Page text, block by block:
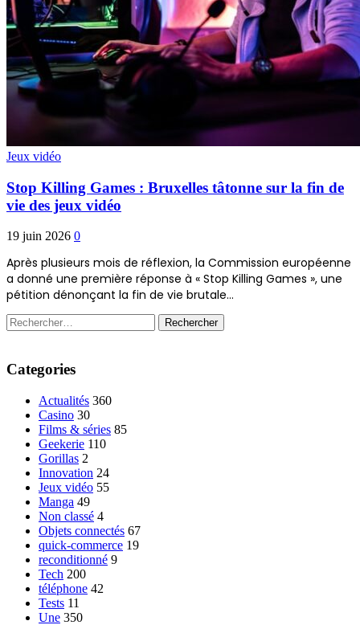
Jeux vidéo
Stop Killing Games : Bruxelles tâtonne sur la fin de
vie des jeux vidéo
19 juin 2026 0
Après plusieurs mois de réflexion, la Commission européenne
a donné une première réponse à « Stop Killing Games », une
pétition dénonçant la fin de vie brutale…
Rechercher :
Categories
Actualités 360
Casino 30
Films & séries 85
Geekerie 110
Gorillas 2
Innovation 24
Jeux vidéo 55
Manga 49
Non classé 4
Objets connectés 67
quick-commerce 19
reconditionné 9
Tech 200
téléphone 42
Tests 11
Une 350